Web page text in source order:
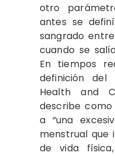
otro
antes se
sangrado
cuando se
En tiempos
definición del
Health and
describe
a “una
menstrual que
de vida